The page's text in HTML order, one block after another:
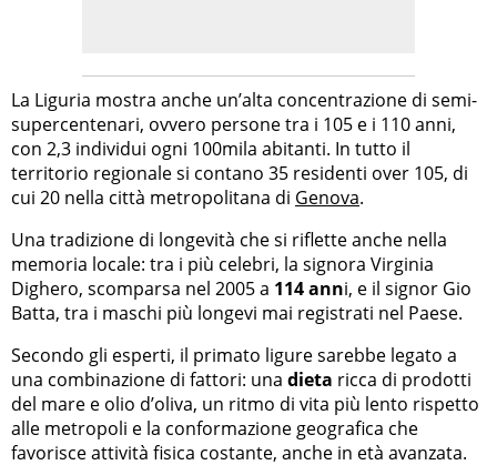
La Liguria mostra anche un’alta concentrazione di semi-
supercentenari, ovvero persone tra i 105 e i 110 anni,
con 2,3 individui ogni 100mila abitanti. In tutto il
territorio regionale si contano 35 residenti over 105, di
cui 20 nella città metropolitana di Genova.
Una tradizione di longevità che si riflette anche nella
memoria locale: tra i più celebri, la signora Virginia
Dighero, scomparsa nel 2005 a 114 anni, e il signor Gio
Batta, tra i maschi più longevi mai registrati nel Paese.
Secondo gli esperti, il primato ligure sarebbe legato a
una combinazione di fattori: una dieta ricca di prodotti
del mare e olio d’oliva, un ritmo di vita più lento rispetto
alle metropoli e la conformazione geografica che
favorisce attività fisica costante, anche in età avanzata.